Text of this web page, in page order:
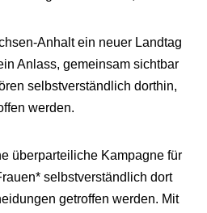
Anhalt ein neuer Landtag
Anlass, gemeinsam sichtbar
selbstverständlich dorthin,
werden.
überparteiliche Kampagne für
selbstverständlich dort
getroffen werden. Mit